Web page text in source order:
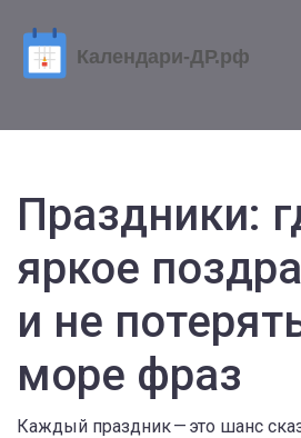
Праздники:
яркое
и не
море фраз
Каждый праздник — это шанс